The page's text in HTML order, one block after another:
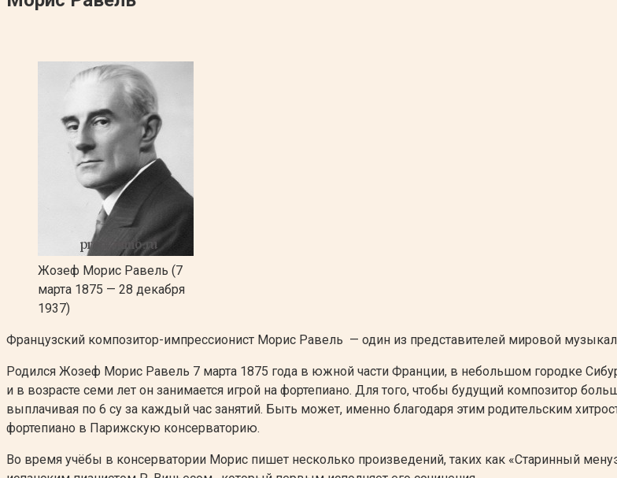
Жозеф Морис Равель (7
марта 1875 — 28 декабря
1937)
Французский композитор-импрессионист Морис Равель — один из представителей мировой
Родился Жозеф Морис Равель 7 марта 1875 года в южной части Франции, в небольшом городке
и в возрасте семи лет он занимается игрой на фортепиано. Для того, чтобы будущий композитор
выплачивая по 6 су за каждый час занятий. Быть может, именно благодаря этим родительским
фортепиано в Парижскую консерваторию.
Во время учёбы в консерватории Морис пишет несколько произведений, таких как «Старинный